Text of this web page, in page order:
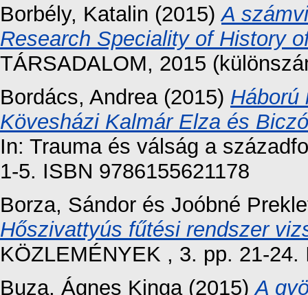
Borbély, Katalin (2015)A
Research Speciality of History
TÁRSADALOM, 2015
Bordács, Andrea(2015) Háború
Kövesházi Kalmár Elza és
In: Trauma és válság a
1-5. ISBN 9786155621178
Borza, Sándor és Joóbné
Hőszivattyús fűtési rendszer
KÖZLEMÉNYEK , 3. pp. 21-24.
Buza, Ágnes Kinga(2015)A